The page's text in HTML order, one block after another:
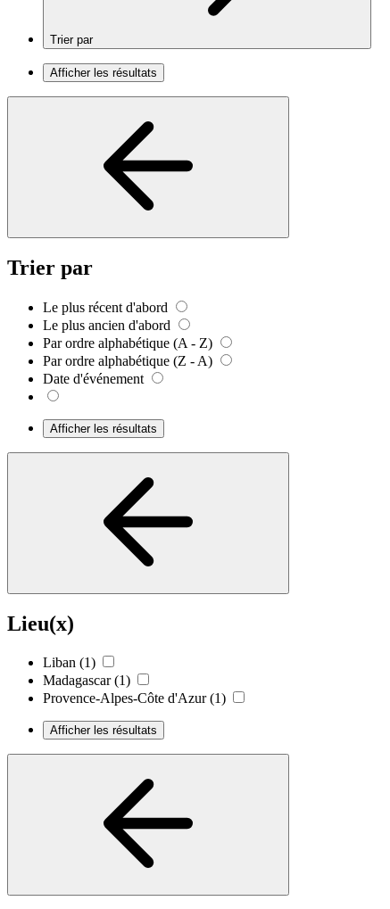
Trier par
Afficher les résultats
Trier par
Le plus récent d'abord
Le plus ancien d'abord
Par ordre alphabétique (A - Z)
Par ordre alphabétique (Z - A)
Date d'événement
Afficher les résultats
Lieu(x)
Liban (1)
Madagascar (1)
Provence-Alpes-Côte d'Azur (1)
Afficher les résultats